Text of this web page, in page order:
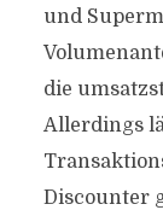
und
die
Allerdings
Discounter